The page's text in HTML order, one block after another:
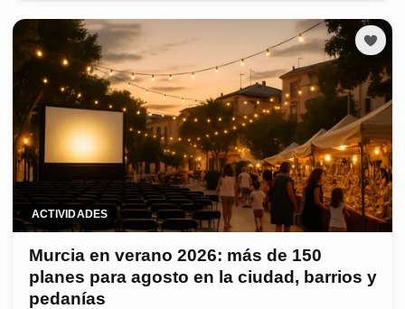
ACTIVIDADES
Murcia en verano 2026: más de 150
planes para agosto en la ciudad, barrios y
pedanías